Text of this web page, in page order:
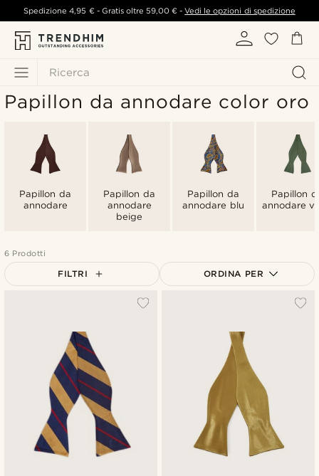
Ricerca
Spedizione4,95 €- Gratis oltre 59,00 € -Vedi le opzioni di spedizione
Papillon da annodare color oro
Papillon da
annodare
Papillon da
annodare
beige
Papillon da
annodare blu
Papillon
annodare
6 Prodotti
FILTRI ORDINA PER
Più economici